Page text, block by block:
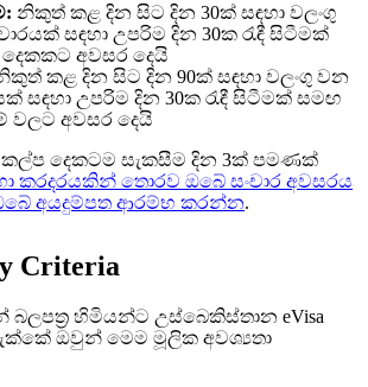
නිකුත් කළ දින සිට දින 30ක් සඳහා වලංගු
සඳහා උපරිම දින 30ක රැඳී සිටීමක්
අවසර දෙයි
කළ දින සිට දින 90ක් සඳහා වලංගු වන
සඳහා උපරිම දින 30ක රැඳී සිටීමක් සමඟ
වලට අවසර දෙයි
දෙකටම සැකසීම දින 3ක් පමණක්
කරදරයකින් තොරව ඔබේ සංචාර අවසරය
අයදුම්පත ආරම්භ කරන්න.
Criteria
හිමියන්ට උස්බෙකිස්තාන eVisa
ඔවුන් මෙම මූලික අවශ්‍යතා